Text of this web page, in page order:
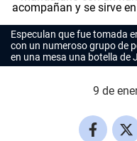
Especulan que fue tomada
con un numeroso grupo de
en una mesa una botella de
9 de